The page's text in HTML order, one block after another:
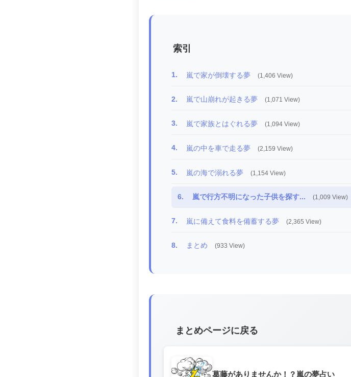
索引
1. 嵐で家が倒壊する夢 (1,406 View)
2. 嵐で山崩れが起きる夢 (1,071 View)
3. 嵐で家族とはぐれる夢 (1,094 View)
4. 嵐の中を車で走る夢 (2,159 View)
5. 嵐の海で溺れる夢 (1,154 View)
6. 嵐で行方不明になった子供を探す... (1,009 View)
7. 嵐に備えて食料を備蓄する夢 (2,365 View)
8. まとめ (933 View)
まとめページに戻る
葛藤がありませんか！？嵐の夢占い